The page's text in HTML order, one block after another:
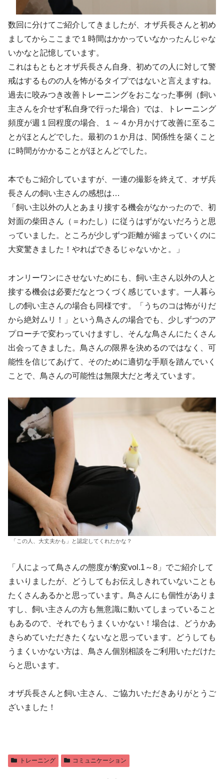
数回に分けてご紹介してきましたが、オザ兵長さんと初め
ましてからここまで１時間はかかっていなかったんじゃな
いかなと記憶しています。
これはもともとオザ兵長さん自身、初めての人に対して警
戒はするものの人を怖がるタイプではないと言えますね。
過去に咬みつき改善トレーニングをおこなった事例（飼い
主さんを介せず私自身で行った場合）では、トレーニング
頻度が週１回程度の場合、１～４か月かけて改善に至るこ
とがほとんどでした。最初の１か月は、関係性を築くこと
に時間がかかることがほとんどでした。
本でもご紹介していますが、一連の撮影を終えて、オザ兵
長さんの飼い主さんの感想は…
「飼い主以外の人とあまり接する機会がなかったので、初
対面の柴田さん（＝わたし）に従うはずがないだろうと思
っていました。ところが少しずつ距離が縮まっていくのに
大変驚きました！やればできるじゃないかと。」
オンリーワンにさせないためにも、飼い主さん以外の人と
接する機会は必要だなとつくづく感じています。一人暮ら
しの飼い主さんの場合も同様です。「うちのコは怖がりだ
から絶対ムリ！」という鳥さんの場合でも、少しずつのア
プローチで変わっていけますし、そんな鳥さんにたくさん
出会ってきました。鳥さんの限界を決めるのではなく、可
能性を信じてあげて、そのために適切な手順を踏んでいく
ことで、鳥さんの可能性は無限大だと考えています。
「この人、大丈夫かも」と認定してくれたかな？
「人によって鳥さんの態度が豹変vol.1～8」でご紹介して
まいりましたが、どうしてもお伝えしきれていないことも
たくさんあるかと思っています。鳥さんにも個性がありま
すし、飼い主さんの方も無意識に動いてしまっていること
もあるので、それでもうまくいかない！場合は、どうかあ
きらめていただきたくないなと思っています。どうしても
うまくいかない方は、鳥さん個別相談をご利用いただけた
らと思います。
オザ兵長さんと飼い主さん、ご協力いただきありがとうご
ざいました！
トレーニング コミュニケーション